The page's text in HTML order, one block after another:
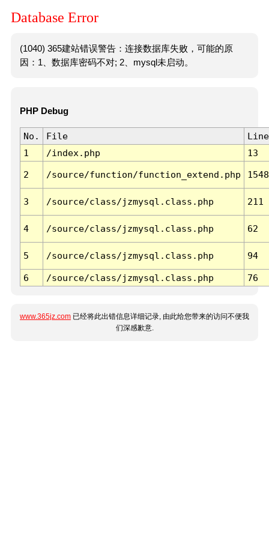
Database Error
(1040) 365建站错误警告：连接数据库失败，可能的原
因：1、数据库密码不对; 2、mysql未启动。
PHP Debug
No. File
Line
1
/index.php 13
2 /source/function/function_extend.php 1548
3 /source/class/jzmysql.class.php 211
4 /source/class/jzmysql.class.php 62
5 /source/class/jzmysql.class.php 94
6 /source/class/jzmysql.class.php 76
www.365jz.com 已经将此出错信息详细记录, 由此给您带来的访问不便我
们深感歉意.